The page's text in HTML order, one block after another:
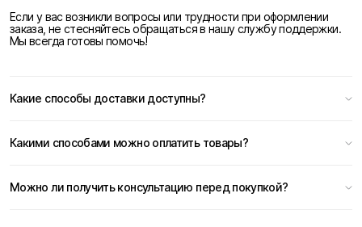
Если у вас возникли вопросы или трудности при оформлении
заказа, не стесняйтесь обращаться в нашу службу поддержки.
Мы всегда готовы помочь!
Какие способы доставки доступны?
Какими способами можно оплатить товары?
Можно ли получить консультацию перед покупкой?